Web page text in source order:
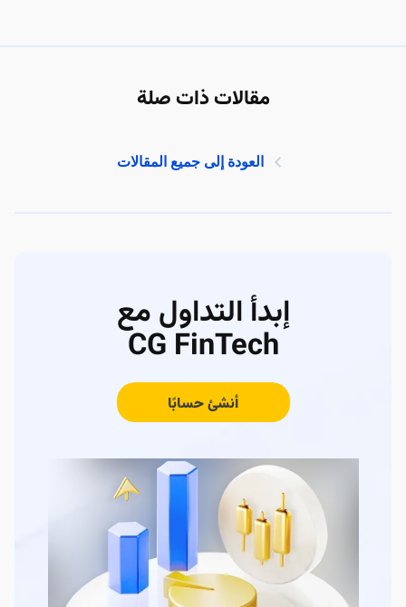
مقالات ذات صلة
العودة إلى جميع المقالات
إبدأ التداول مع
CG FinTech
أنشئ حسابًا